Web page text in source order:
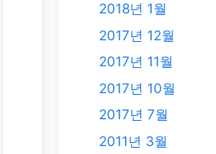
2018년 1월
2017년 12월
2017년 11월
2017년 10월
2017년 7월
2011년 3월